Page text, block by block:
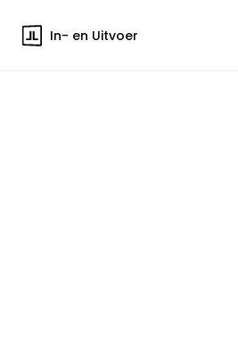
In- en Uitvoer